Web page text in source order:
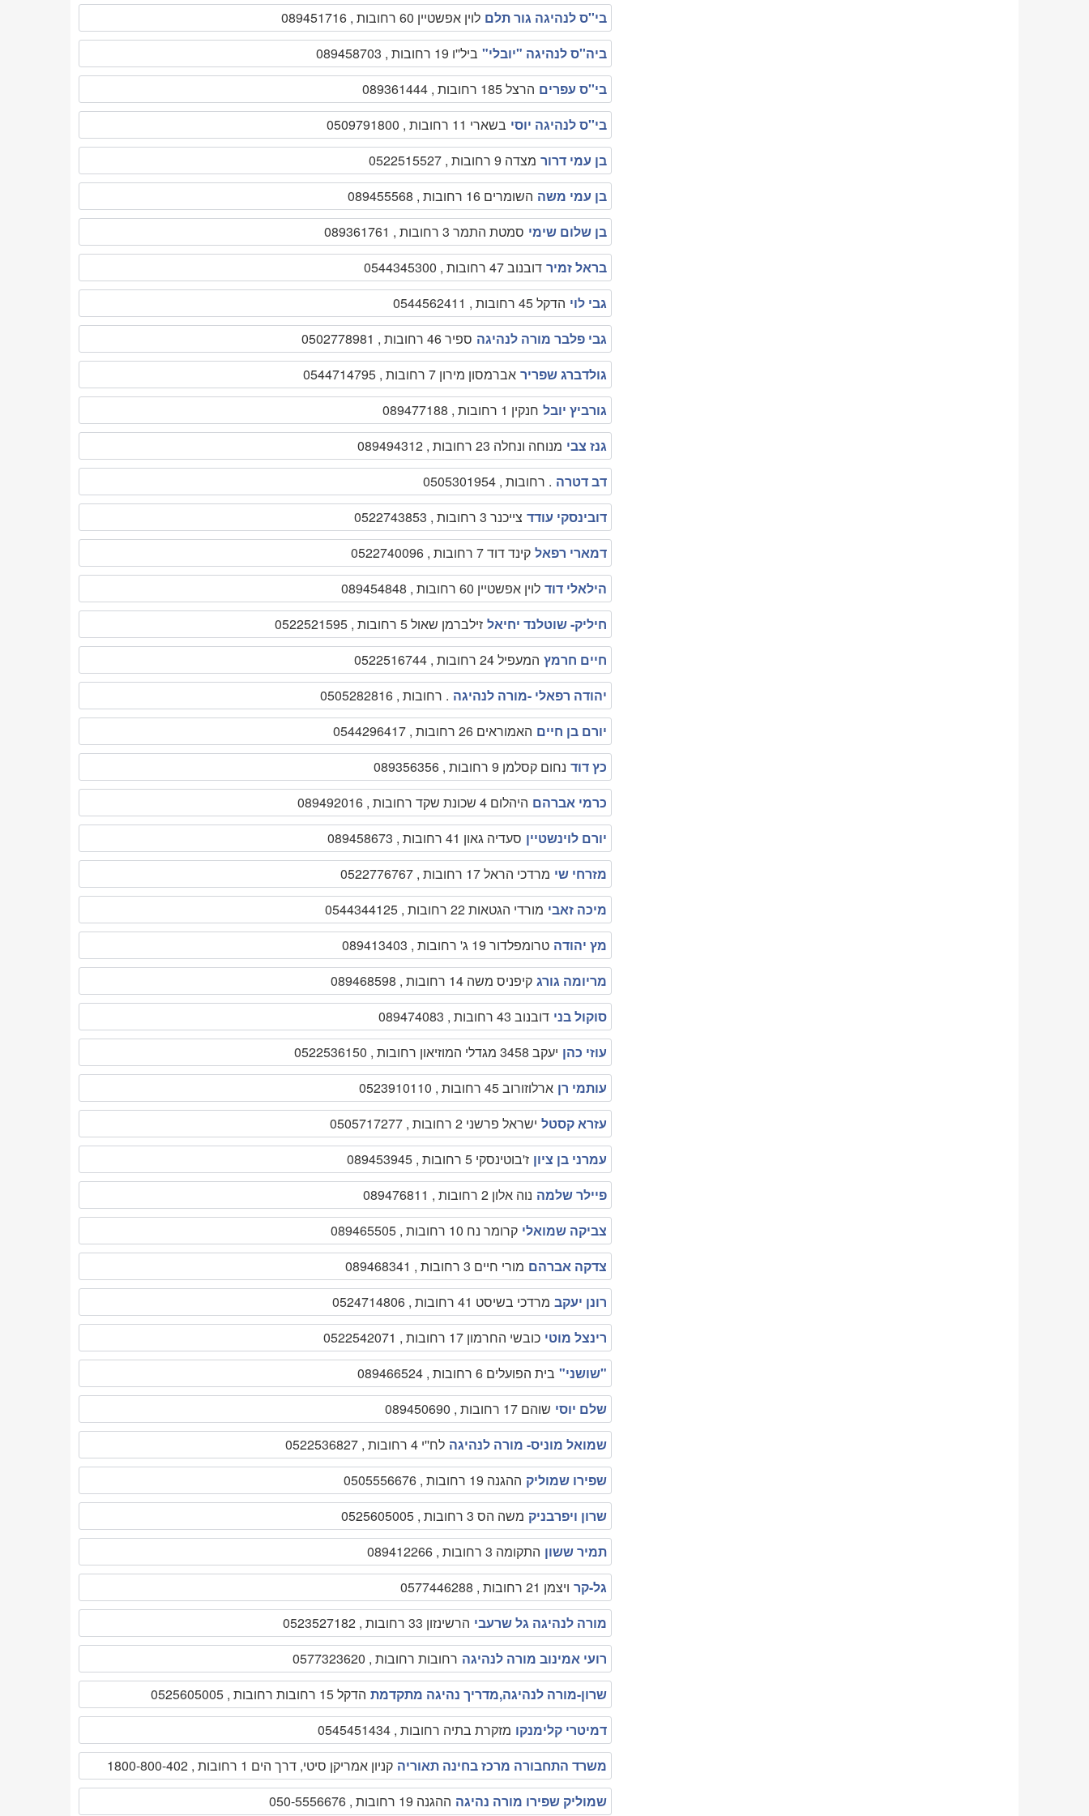
בי''ס לנהיגה גור תלם לוין אפשטיין 60 רחובות , 089451716
ביה''ס לנהיגה "יובלי" ביל''ו 19 רחובות , 089458703
בי''ס עפרים הרצל 185 רחובות , 089361444
בי''ס לנהיגה יוסי בשארי 11 רחובות , 0509791800
בן עמי דרור מצדה 9 רחובות , 0522515527
בן עמי משה השומרים 16 רחובות , 089455568
בן שלום שימי סמטת התמר 3 רחובות , 089361761
בראל זמיר דובנוב 47 רחובות , 0544345300
גבי לוי הדקל 45 רחובות , 0544562411
גבי פלבר מורה לנהיגה ספיר 46 רחובות , 0502778981
גולדברג שפריר אברמסון מירון 7 רחובות , 0544714795
גורביץ יובל חנקין 1 רחובות , 089477188
גנז צבי מנוחה ונחלה 23 רחובות , 089494312
דב דטרה . רחובות , 0505301954
דובינסקי עודד צייכנר 3 רחובות , 0522743853
דמארי רפאל קינד דוד 7 רחובות , 0522740096
הילאלי דוד לוין אפשטיין 60 רחובות , 089454848
חיליק- שוטלנד יחיאל זילברמן שאול 5 רחובות , 0522521595
חיים חרמץ המעפיל 24 רחובות , 0522516744
יהודה רפאלי -מורה לנהיגה . רחובות , 0505282816
יורם בן חיים האמוראים 26 רחובות , 0544296417
כץ דוד נחום קסלמן 9 רחובות , 089356356
כרמי אברהם היהלום 4 שכונת שקד רחובות , 089492016
יורם לוינשטיין סעדיה גאון 41 רחובות , 089458673
מזרחי שי מרדכי הראל 17 רחובות , 0522776767
מיכה זאבי מורדי הגטאות 22 רחובות , 0544344125
מץ יהודה טרומפלדור 19 ג' רחובות , 089413403
מריומה גורג קיפניס משה 14 רחובות , 089468598
סוקול בני דובנוב 43 רחובות , 089474083
עוזי כהן יעקב 3458 מגדלי המוזיאון רחובות , 0522536150
עותמי רן ארלוזורוב 45 רחובות , 0523910110
עזרא קסטל ישראל פרשני 2 רחובות , 0505717277
עמרני בן ציון ז'בוטינסקי 5 רחובות , 089453945
פיילר שלמה נוה אלון 2 רחובות , 089476811
צביקה שמואלי קרומר נח 10 רחובות , 089465505
צדקה אברהם מורי חיים 3 רחובות , 089468341
רונן יעקב מרדכי בשיסט 41 רחובות , 0524714806
רינצל מוטי כובשי החרמון 17 רחובות , 0522542071
"שושני" בית הפועלים 6 רחובות , 089466524
שלם יוסי שוהם 17 רחובות , 089450690
שמואל מוניס- מורה לנהיגה לח''י 4 רחובות , 0522536827
שפירו שמוליק ההגנה 19 רחובות , 0505556676
שרון ויפרבניק משה הס 3 רחובות , 0525605005
תמיר ששון התקומה 3 רחובות , 089412266
גל-קר ויצמן 21 רחובות , 0577446288
מורה לנהיגה גל שרעבי הרשינזון 33 רחובות , 0523527182
רועי אמינוב מורה לנהיגה רחובות רחובות , 0577323620
שרון-מורה לנהיגה,מדריך נהיגה מתקדמת הדקל 15 רחובות רחובות , 0525605005
דמיטרי קלימנקו מזקרת בתיה רחובות , 0545451434
משרד התחבורה מרכז בחינה תאוריה קניון אמריקן סיטי, דרך הים 1 רחובות , 1800-800-402
שמוליק שפירו מורה נהיגה ההגנה 19 רחובות , 050-5556676